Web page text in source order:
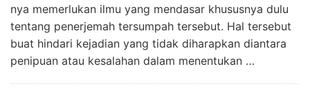
nya memerlukan ilmu yang mendasar khususnya dulu
tentang penerjemah tersumpah tersebut. Hal tersebut
buat hindari kejadian yang tidak diharapkan diantara
penipuan atau kesalahan dalam menentukan …